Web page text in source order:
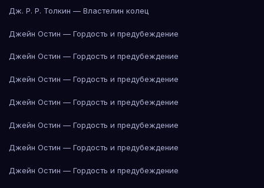
Дж. Р. Р. Толкин — Властелин колец
Джейн Остин — Гордость и предубеждение
Джейн Остин — Гордость и предубеждение
Джейн Остин — Гордость и предубеждение
Джейн Остин — Гордость и предубеждение
Джейн Остин — Гордость и предубеждение
Джейн Остин — Гордость и предубеждение
Джейн Остин — Гордость и предубеждение